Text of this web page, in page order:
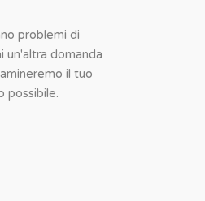
problemi di
un'altra domanda
il tuo
possibile.